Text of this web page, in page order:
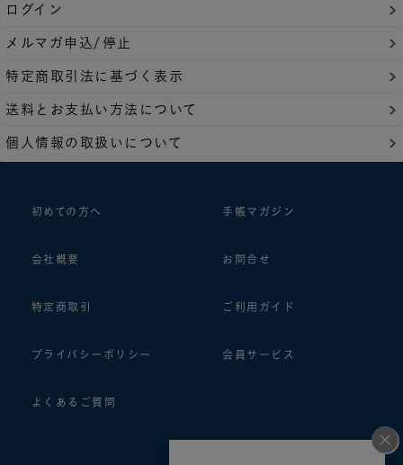
ログイン
メルマガ申込/停止
特定商取引法に基づく表示
送料とお支払い方法について
個人情報の取扱いについて
初めての方へ 手帳マガジン
会社概要 お問合せ
特定商取引 ご利用ガイド
プライバシーポリシー 会員サービス
よくあるご質問